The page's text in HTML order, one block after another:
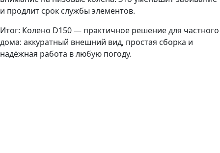
и продлит срок службы элементов.
Итог: Колено D150 — практичное решение для частного
дома: аккуратный внешний вид, простая сборка и
надёжная работа в любую погоду.